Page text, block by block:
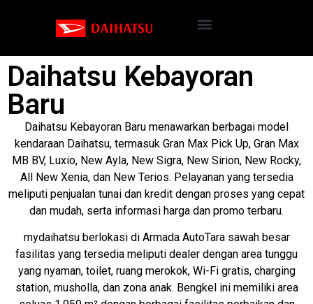
Daihatsu Kebayoran
Baru
Daihatsu Kebayoran Baru menawarkan berbagai model
kendaraan Daihatsu, termasuk Gran Max Pick Up, Gran Max
MB BV, Luxio, New Ayla, New Sigra, New Sirion, New Rocky,
All New Xenia, dan New Terios. Pelayanan yang tersedia
meliputi penjualan tunai dan kredit dengan proses yang cepat
dan mudah, serta informasi harga dan promo terbaru.
mydaihatsu berlokasi di Armada AutoTara sawah besar
fasilitas yang tersedia meliputi dealer dengan area tunggu
yang nyaman, toilet, ruang merokok, Wi-Fi gratis, charging
station, musholla, dan zona anak. Bengkel ini memiliki area